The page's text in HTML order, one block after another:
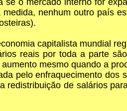
se o mercado interno for
nenhum outro país
capitalista mundial
reais por toda a parte
mesmo quando a
pelo enfraquecimento
redistribuição de salários